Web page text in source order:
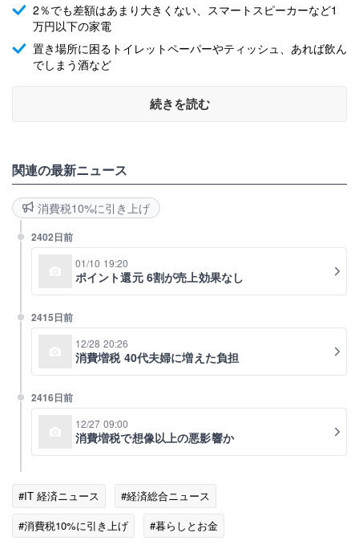
2％でも差額はあまり大きくない、スマートスピーカーなど1
万円以下の家電
置き場所に困るトイレットペーパーやティッシュ、あれば飲ん
でしまう酒など
続きを読む
関連の最新ニュース
消費税10%に引き上げ
2402日前
01/10 19:20
ポイント還元 6割が売上効果なし
2415日前
12/28 20:26
消費増税 40代夫婦に増えた負担
2416日前
12/27 09:00
消費増税で想像以上の悪影響か
#IT 経済ニュース
#経済総合ニュース
#消費税10%に引き上げ
#暮らしとお金